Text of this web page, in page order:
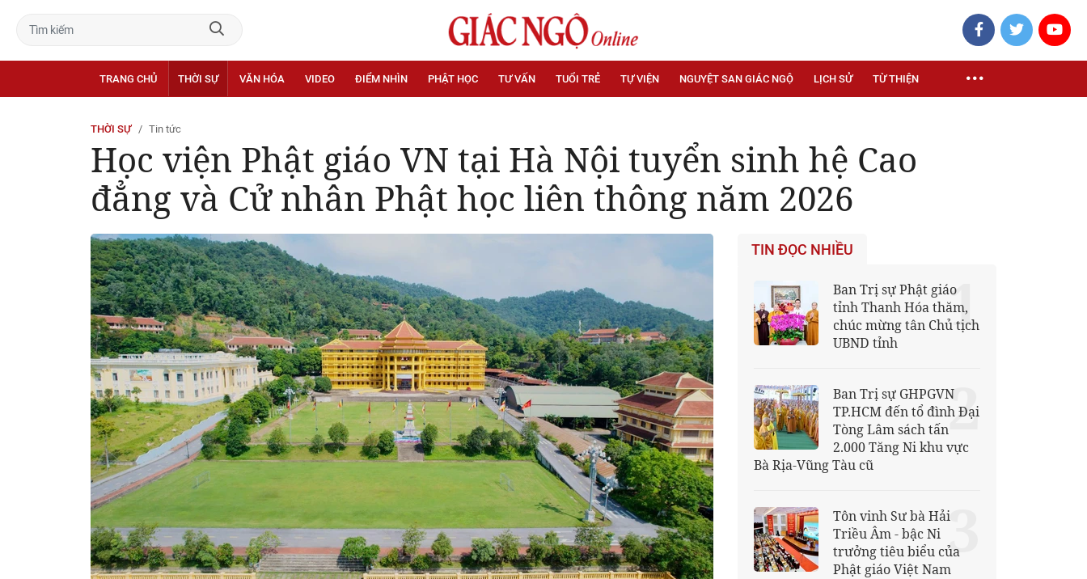
TRANG CHỦ THỜI SỰ VĂN HÓA VIDEO ĐIỂM NHÌN PHẬT HỌC TƯ VẤN TUỔI TRẺ TỰ VIỆN NGUYỆT SAN GIÁC NGỘ LỊCH SỬ TỪ THIỆN
THỜI SỰ Tin tức
Học viện Phật giáo VN tại Hà Nội tuyển sinh hệ Cao
đẳng và Cử nhân Phật học liên thông năm 2026
TIN ĐỌC NHIỀU
Ban Trị sự Phật giáo
tỉnh Thanh Hóa thăm,
chúc mừng tân Chủ tịch
UBND tỉnh
1
Ban Trị sự GHPGVN
TP.HCM đến tổ đình Đại
Tòng Lâm sách tấn
2.000 Tăng Ni khu vực
Bà Rịa-Vũng Tàu cũ
2
Tôn vinh Sư bà Hải
Triều Âm - bậc Ni
trưởng tiêu biểu của
Phật giáo Việt Nam
3